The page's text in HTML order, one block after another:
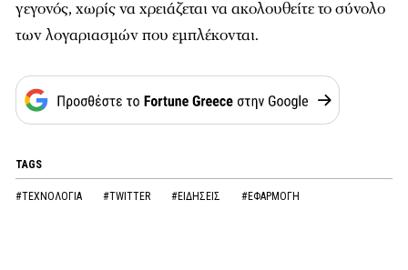
γεγονός, χωρίς να χρειάζεται να ακολουθείτε το σύνολο
των λογαριασμών που εμπλέκονται.
TAGS
#ΤΕΧΝΟΛΟΓΙΑ #TWITTER #ΕΙΔΗΣΕΙΣ #ΕΦΑΡΜΟΓΗ